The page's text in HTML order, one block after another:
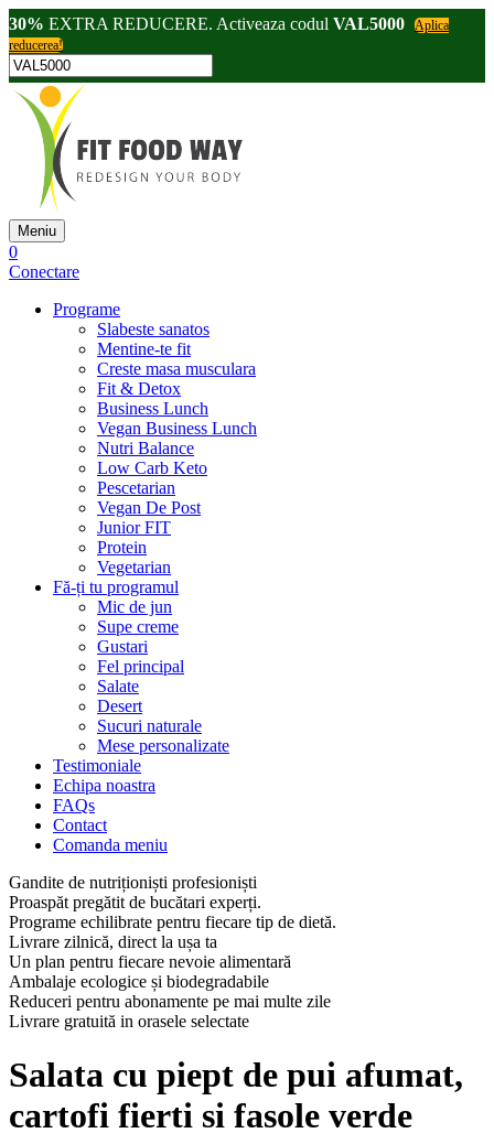
30% EXTRA REDUCERE. Activeaza codul VAL5000
Aplica
reducerea!
Meniu
0
Conectare
Programe
Slabeste sanatos
Mentine-te fit
Creste masa musculara
Fit & Detox
Business Lunch
Vegan Business Lunch
Nutri Balance
Low Carb Keto
Pescetarian
Vegan De Post
Junior FIT
Protein
Vegetarian
Fă-ți tu programul
Mic de jun
Supe creme
Gustari
Fel principal
Salate
Desert
Sucuri naturale
Mese personalizate
Testimoniale
Echipa noastra
FAQs
Contact
Comanda meniu
Gandite de nutriționiști profesioniști
Proaspăt pregătit de bucătari experți.
Programe echilibrate pentru fiecare tip de dietă.
Livrare zilnică, direct la ușa ta
Un plan pentru fiecare nevoie alimentară
Ambalaje ecologice și biodegradabile
Reduceri pentru abonamente pe mai multe zile
Livrare gratuită in orasele selectate
Salata cu piept de pui afumat,
cartofi fierti si fasole verde